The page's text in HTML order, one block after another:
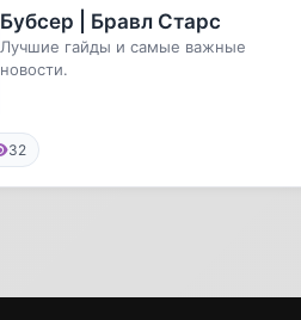
Бубсер | Бравл Старс
Лучшие гайды и самые важные
новости.
32